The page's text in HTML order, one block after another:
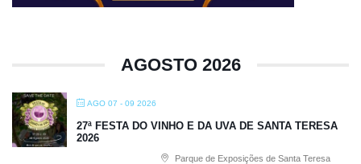
AGOSTO 2026
AGO 07 - 09 2026
27ª FESTA DO VINHO E DA UVA DE SANTA TERESA
2026
Parque de Exposições de Santa Teresa